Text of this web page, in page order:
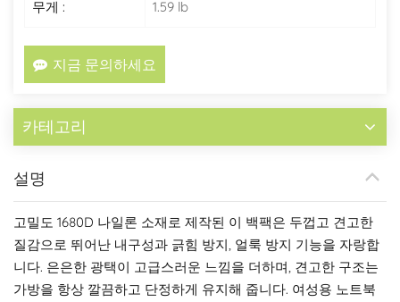
무게 : 1.59 lb
지금 문의하세요
카테고리
설명
고밀도 1680D 나일론 소재로 제작된 이 백팩은 두껍고 견고한
질감으로 뛰어난 내구성과 긁힘 방지, 얼룩 방지 기능을 자랑합
니다. 은은한 광택이 고급스러운 느낌을 더하며, 견고한 구조는
가방을 항상 깔끔하고 단정하게 유지해 줍니다. 여성용 노트북